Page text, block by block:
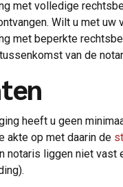
met volledige
Wilt u met
met beperkte
van de
heeft u geen
akte op met daarin de
notaris liggen niet vast